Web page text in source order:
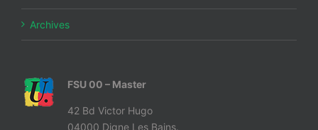
Archives
FSU 00 – Master
42 Bd Victor Hugo
04000 Digne Les Bains.